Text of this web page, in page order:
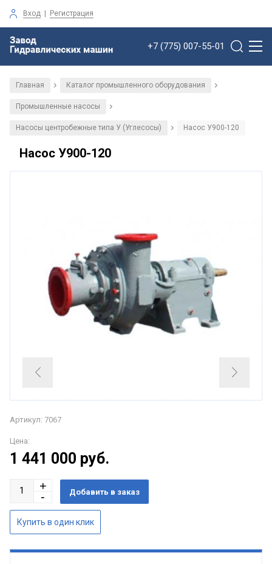
Вход | Регистрация
+7 (775) 007-55-01
Главная / Каталог промышленного оборудования /
Промышленные насосы /
Насосы центробежные типа У (Углесосы) / Насос У900-120
Насос У900-120
Артикул: 7067
Цена:
1 441 000 руб.